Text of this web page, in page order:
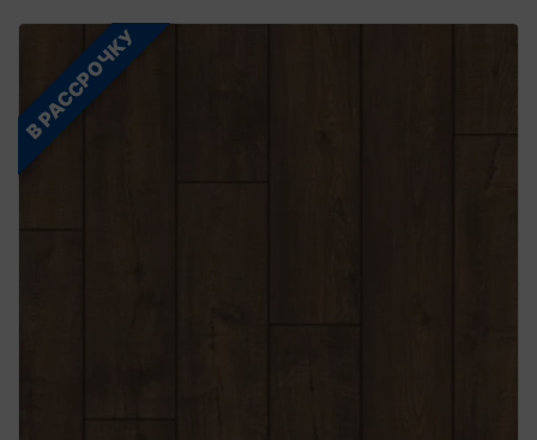
В РАССРОЧКУ